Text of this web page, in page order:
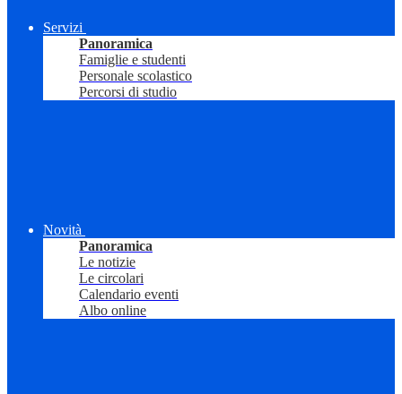
Servizi
Panoramica
Famiglie e studenti
Personale scolastico
Percorsi di studio
Novità
Panoramica
Le notizie
Le circolari
Calendario eventi
Albo online